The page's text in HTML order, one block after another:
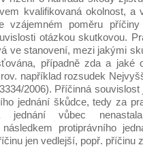
kvalifikovaná okolnost, a
vzájemném poměru
otázkou skutkovou.
ve stanovení, mezi jakými
případně zda a jaké
například rozsudek
2006). Příčinná
jednání škůdce, tedy za
jednání vůbec
následkem protiprávního
jen vedlejší, popř. příčinu